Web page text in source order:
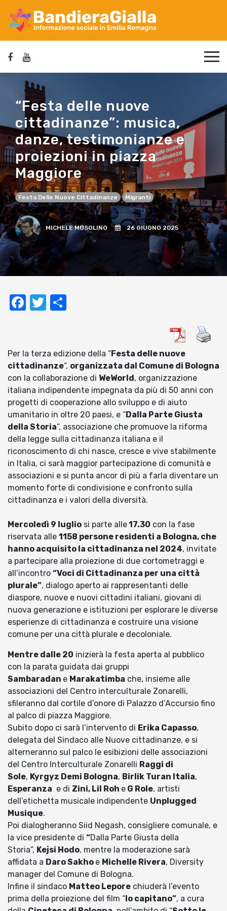
“Festa delle nuove
cittadinanze”: musica,
danze, testimonianze e
proiezioni in piazza
Maggiore
Festa Delle Nuove Cittadinanze Migranti
MICHELE MUSOLINO 26 GIUGNO 2025
Facebook
Twitter
Per la terza edizione della “Festa delle nuove
cittadinanze“, organizzata dal Comune di Bologna
con la collaborazione di WeWorld , organizzazione
italiana indipendente impegnata da più di 50 anni con
progetti di cooperazione allo sviluppo e di aiuto
umanitario in oltre 20 paesi, e “Dalla Parte Giusta
della Storia“, associazione che promuove la riforma
della legge sulla cittadinanza italiana e il
riconoscimento di chi nasce, cresce e vive stabilmente
in Italia, ci sarà maggior partecipazione di comunità e
associazioni e si punta ancor di più a farla diventare un
momento forte di condivisione e confronto sulla
cittadinanza e i valori della diversità.
Mercoledì 9 luglio si parte alle17.30 con la fase
riservata alle 1158 persone residenti a Bologna, che
hanno acquisito la cittadinanza nel 2024, invitate
a partecipare alla proiezione di due cortometraggi e
all’incontro “Voci di Cittadinanza per una città
plurale”, dialogo aperto ai rappresentanti delle
diaspore, nuove e nuovi cittadini italiani, giovani di
nuova generazione e istituzioni per esplorare le diverse
esperienze di cittadinanza e costruire una visione
comune per una città plurale e decoloniale.
Mentre dalle 20 inizierà la festa aperta al pubblico
con la parata guidata dai gruppi
Sambaradan e Marakatimba che, insieme alle
associazioni del Centro interculturale Zonarelli,
sfileranno dal cortile d’onore di Palazzo d’Accursio fino
al palco di piazza Maggiore.
Subito dopo ci sarà l’intervento di Erika Capasso,
delegata del Sindaco alle Nuove cittadinanze, e si
alterneranno sul palco le esibizioni delle associazioni
del Centro Interculturale Zonarelli Raggi di
Sole, Kyrgyz Demi Bologna, Birlik Turan Italia,
Esperanza e di Zini, Lil Roh e G Role, artisti
dell’etichetta musicale indipendente Unplugged
Musique.
Poi dialogheranno Siid Negash, consigliere comunale, e
la vice presidente di “Dalla Parte Giusta della
Storia”, Kejsi Hodo, mentre la moderazione sarà
affidata a Daro Sakho e Michelle Rivera, Diversity
manager del Comune di Bologna.
Infine il sindaco Matteo Lepore chiuderà l’evento
prima della proiezione del film “ Io capitano”, a cura